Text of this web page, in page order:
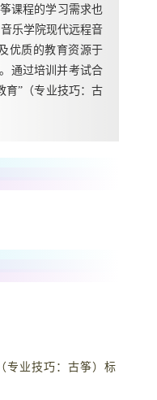
课程的学习需求也
乐学院现代远程音
优质的教育资源于
通过培训并考试合
育”（专业技巧：古
专业技巧：古筝）标